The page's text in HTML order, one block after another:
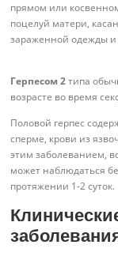
прямом или
поцелуй матери,
зараженной одежды и
Герпесом 2типа
возрасте во время
Половой герпес
сперме, крови из
этим заболеванием,
может наблюдаться
протяжении 1-2 суток.